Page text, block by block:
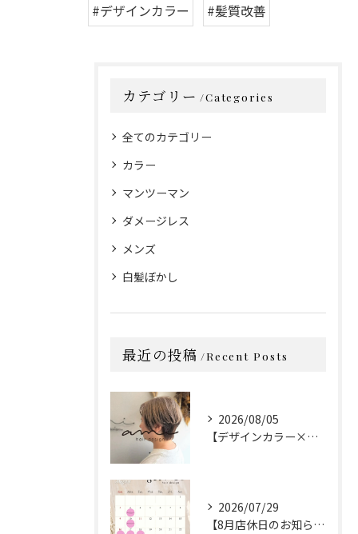
#デザインカラー
#髪質改善
カテゴリー Categories
全てのカテゴリー
カラー
マンツーマン
ダメージレス
メンズ
白髪ぼかし
最近の投稿 Recent Posts
2026/08/05
【デザインカラー×カット】
2026/07/29
【8月店休日のお知らせ】